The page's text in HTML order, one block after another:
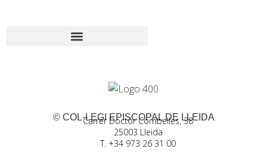
© COL·LEGI EPISCOPAL DE LLEIDA
Carrer Doctor Combelles, 38
25003 Lleida
T. +34 973 26 31 00